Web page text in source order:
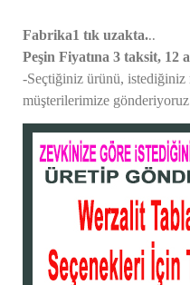
Fabrika1 tık uzakta...
Peşin Fiyatına 3 taksit, 12
-Seçtiğiniz ürünü, istediğiniz
müşterilerimize